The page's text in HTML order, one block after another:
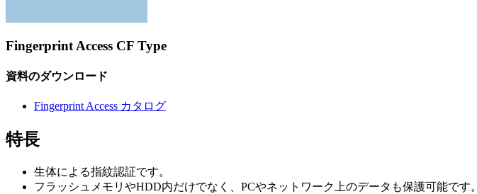
Fingerprint Access CF Type
資料のダウンロード
Fingerprint Access カタログ
特長
生体による指紋認証です。
フラッシュメモリやHDD内だけでなく、PCやネットワーク上のデータも保護可能です。